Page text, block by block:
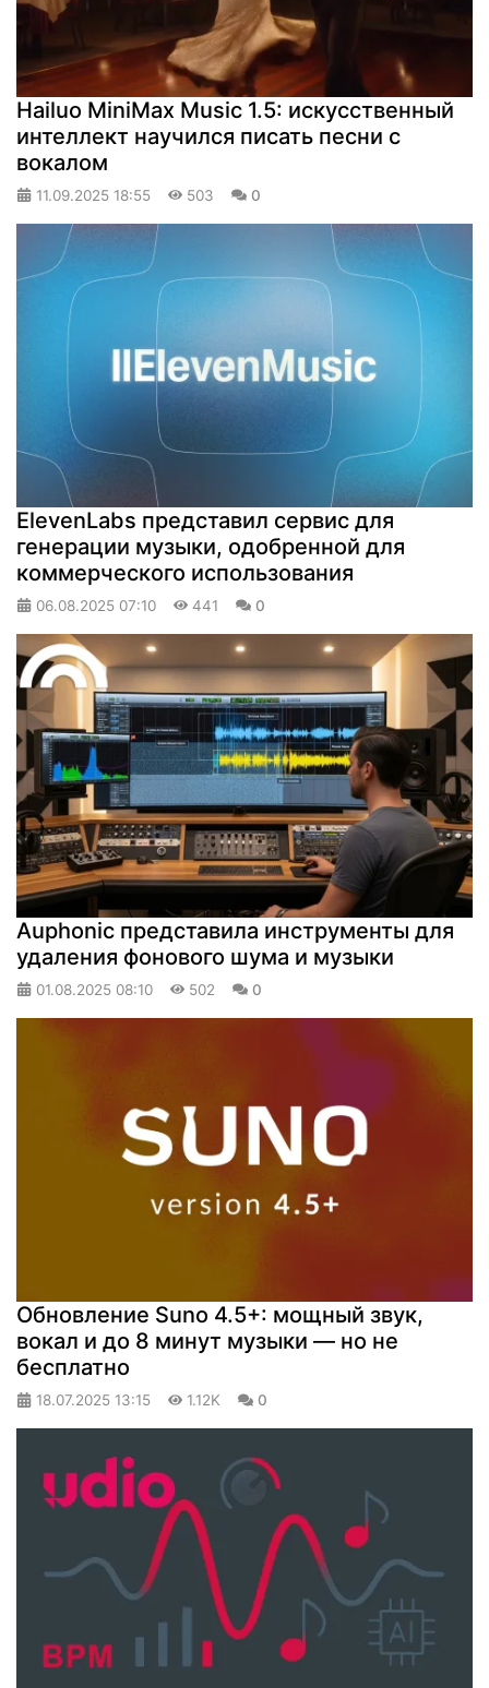
Hailuo MiniMax Music 1.5: искусственный
интеллект научился писать песни с
вокалом
11.09.2025 18:55 503 0
ElevenLabs представил сервис для
генерации музыки, одобренной для
коммерческого использования
06.08.2025 07:10 441 0
Auphonic представила инструменты для
удаления фонового шума и музыки
01.08.2025 08:10 502 0
Обновление Suno 4.5+: мощный звук,
вокал и до 8 минут музыки — но не
бесплатно
18.07.2025 13:15 1.12K 0